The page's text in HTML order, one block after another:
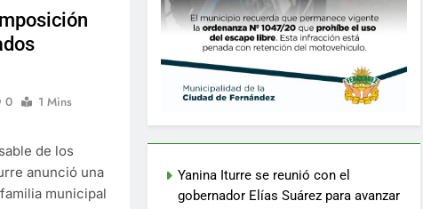
0 1 Mins
de los
anunció una
municipal
Yanina Iturre se reunió con el
gobernador Elías Suárez para avanzar